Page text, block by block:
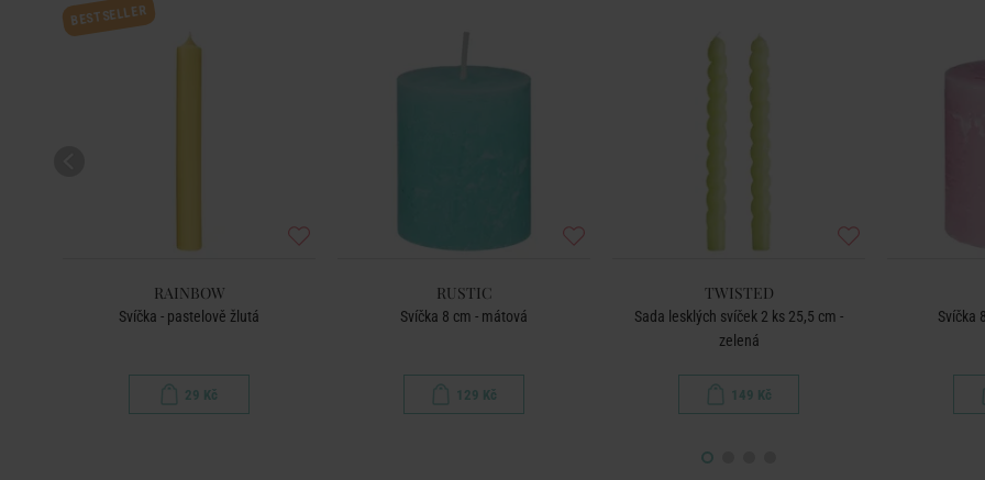
BESTSELLER
RAINBOW
Svíčka - pastelově žlutá
29 Kč
RUSTIC
Svíčka 8 cm - mátová
129 Kč
TWISTED
Sada lesklých svíček 2 ks 25,5 cm -
zelená
149 Kč
Svíčka